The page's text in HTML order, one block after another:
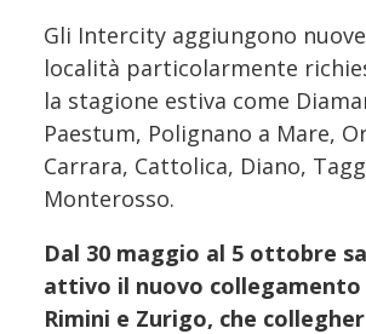
Gli Intercity aggiungono
località particolarmente
la stagione estiva come
Paestum, Polignano a Mare,
Carrara, Cattolica, Diano,
Monterosso.
Dal 30 maggio al 5 ottobre
attivo il nuovo
Rimini e Zurigo, che